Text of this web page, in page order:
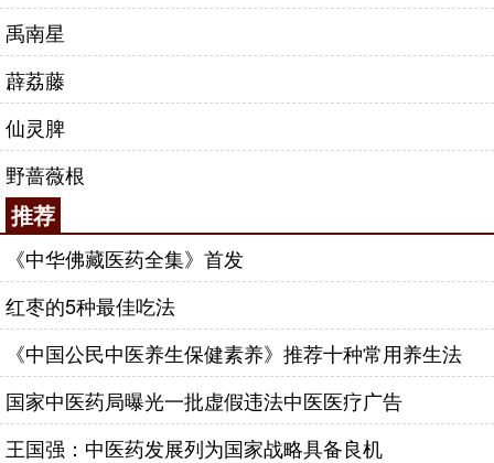
禹南星
薜荔藤
仙灵脾
野蔷薇根
推荐
《中华佛藏医药全集》首发
红枣的5种最佳吃法
《中国公民中医养生保健素养》推荐十种常用养生法
国家中医药局曝光一批虚假违法中医医疗广告
王国强：中医药发展列为国家战略具备良机